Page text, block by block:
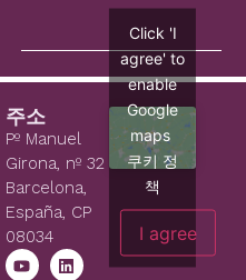
주소
Pº Manuel
Girona, nº 32
Barcelona,
España, CP
08034
Click 'I
agree' to
enable
Google
maps
쿠키 정
책
I agree